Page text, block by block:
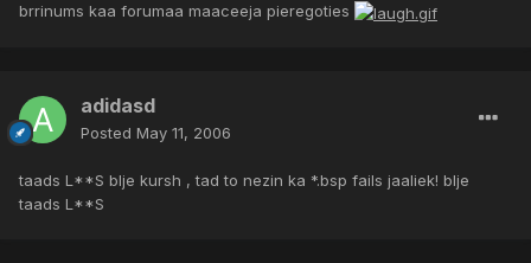
brrinums kaa forumaa maaceeja pieregoties
adidasd
Posted May 11, 2006
taads L**S blje kursh , tad to nezin ka *.bsp fails jaaliek! blje
taads L**S